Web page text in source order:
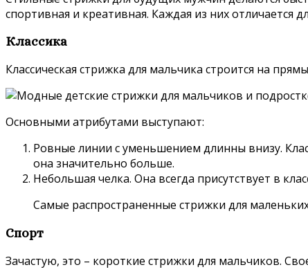
спортивная и креативная. Каждая из них отличается
Классика
Классическая стрижка для мальчика строится на
Основными атрибутами выступают:
Ровные линии с уменьшением длинны внизу.
она значительно больше.
Небольшая челка. Она всегда присутствует в
Самые распространенные стрижки для
Спорт
Зачастую, это – короткие стрижки для мальчиков.